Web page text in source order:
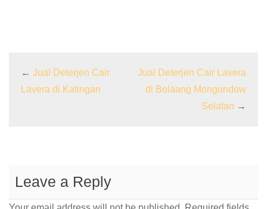
← Jual Deterjen Cair
Lavera di Katingan
Jual Deterjen Cair Lavera
di Bolaang Mongondow
Selatan →
Leave a Reply